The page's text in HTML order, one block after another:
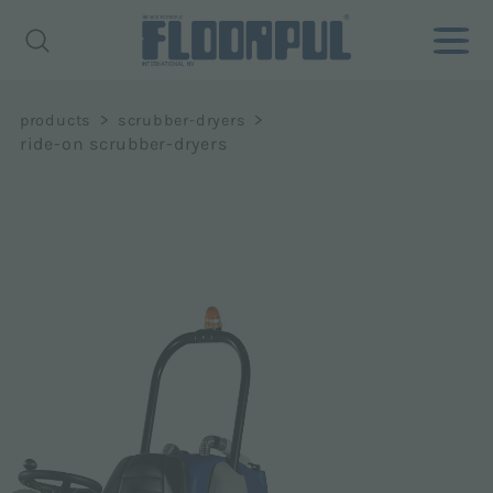
products > scrubber-dryers
>
ride-on scrubber-dryers